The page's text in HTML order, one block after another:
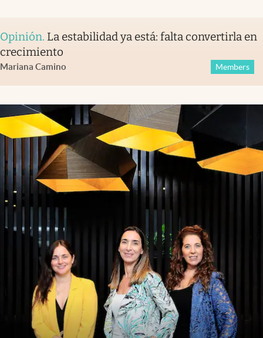
Opinión. La estabilidad ya está: falta convertirla en
crecimiento
Mariana Camino Members